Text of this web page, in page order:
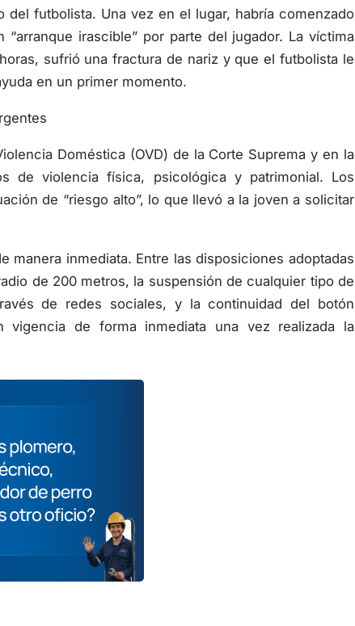
futbolista. Una vez en el lugar, habría comenzado
irascible” por parte del jugador. La víctima
sufrió una fractura de nariz y que el futbolista le
en un primer momento.
Doméstica (OVD) de la Corte Suprema y en la
de violencia física, psicológica y patrimonial. Los
de “riesgo alto”, lo que llevó a la joven a solicitar
manera inmediata. Entre las disposiciones adoptadas
de 200 metros, la suspensión de cualquier tipo de
de redes sociales, y la continuidad del botón
vigencia de forma inmediata una vez realizada la